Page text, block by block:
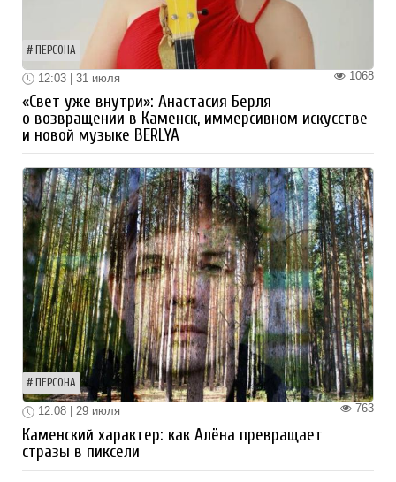
ПЕРСОНА
1068
12:03 | 31 июля
«Свет уже внутри»: Анастасия Берля
о возвращении в Каменск, иммерсивном искусстве
и новой музыке BERLYA
ПЕРСОНА
763
12:08 | 29 июля
Каменский характер: как Алёна превращает
стразы в пиксели